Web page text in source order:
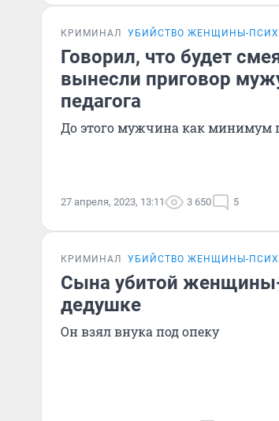
КРИМИНАЛ УБИЙСТВО ЖЕНЩИНЫ-
Говорил, что будет
вынесли приговор
педагога
До этого мужчина как минимум
27 апреля, 2023, 13:11 3 650 5
КРИМИНАЛ УБИЙСТВО ЖЕНЩИНЫ-
Сына убитой женщины-
дедушке
Он взял внука под опеку